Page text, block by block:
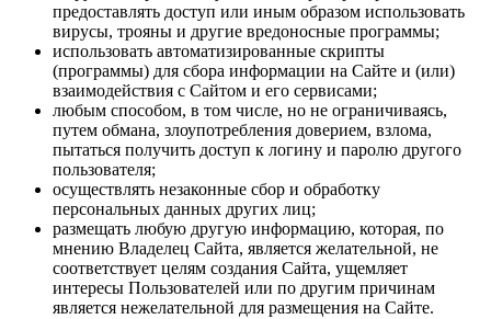
предоставлять доступ или иным образом использовать
вирусы, трояны и другие вредоносные программы;
использовать автоматизированные скрипты
(программы) для сбора информации на Сайте и (или)
взаимодействия с Сайтом и его сервисами;
любым способом, в том числе, но не ограничиваясь,
путем обмана, злоупотребления доверием, взлома,
пытаться получить доступ к логину и паролю другого
пользователя;
осуществлять незаконные сбор и обработку
персональных данных других лиц;
размещать любую другую информацию, которая, по
мнению Владелец Сайта, является желательной, не
соответствует целям создания Сайта, ущемляет
интересы Пользователей или по другим причинам
является нежелательной для размещения на Сайте.